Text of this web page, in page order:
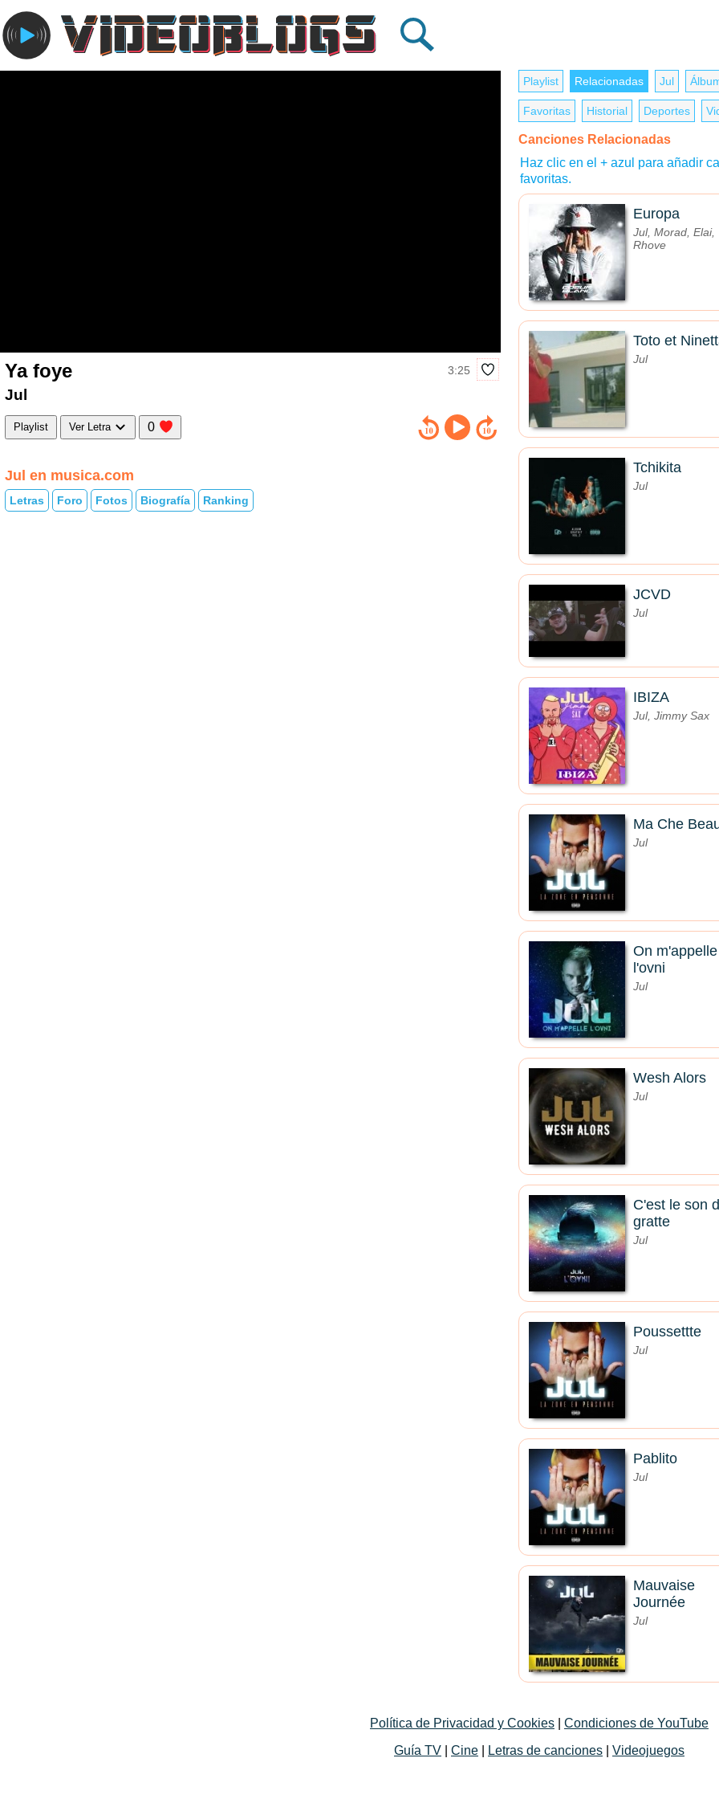
Ya foye 3:25
Jul
Playlist Ver Letra 0
Jul en musica.com
Letras Foro Fotos Biografía Ranking
Playlist Relacionadas Jul
Favoritas Historial Deportes
Canciones Relacionadas
Haz clic en el + azul para añadir
favoritas.
Europa
Jul, Morad, Elai,
Rhove
Toto et
Jul
Tchikita
Jul
JCVD
Jul
IBIZA
Jul, Jimmy Sax
Ma Che
Jul
On m'appelle
l'ovni
Jul
Wesh Alors
Jul
C'est le son
gratte
Jul
Poussettte
Jul
Pablito
Jul
Mauvaise
Journée
Jul
Política de Privacidad y Cookies
Condiciones de YouTube
Guía TV
Cine Letras de canciones Videojuegos